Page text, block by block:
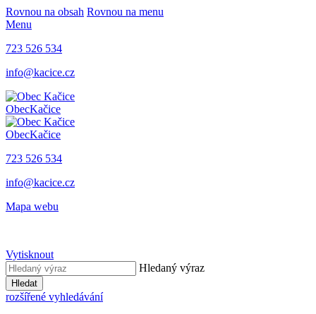
Rovnou na obsah Rovnou na menu
Menu
723 526 534
info@kacice.cz
ObecKačice
ObecKačice
723 526 534
info@kacice.cz
Mapa webu
Vytisknout
Hledaný výraz
Hledat
rozšířené vyhledávání